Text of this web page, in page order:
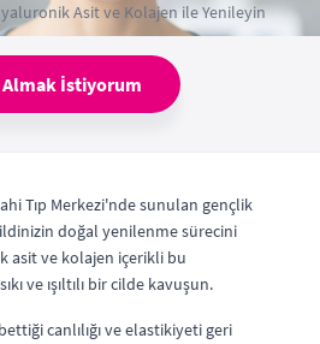
Asit ve Kolajen ile Yenileyin
İstiyorum
Tıp Merkezi'nde sunulan gençlik
doğal yenilenme sürecini
asit ve kolajen içerikli bu
ve ışıltılı bir cilde kavuşun.
canlılığı ve elastikiyeti geri